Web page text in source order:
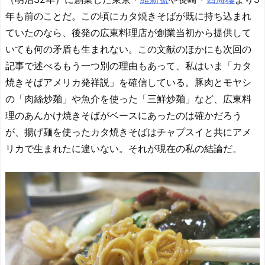
年も前のことだ。この頃にカタ焼きそばが既に持ち込まれ
ていたのなら、後発の広東料理店が創業当初から提供して
いても何の矛盾も生まれない。この文献のほかにも次回の
記事で述べるもう一つ別の理由もあって、私はいま「カタ
焼きそばアメリカ発祥説」を確信している。豚肉とモヤシ
の「肉絲炒麺」や魚介を使った「三鮮炒麺」など、広東料
理のあんかけ焼きそばがベースにあったのは確かだろう
が、揚げ麺を使ったカタ焼きそばはチャプスイと共にアメ
リカで生まれたに違いない。それが現在の私の結論だ。